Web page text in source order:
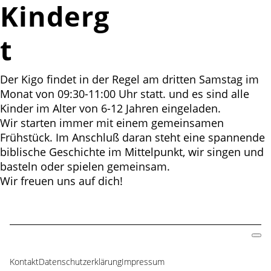
Kindergottesdiens
t
Der Kigo findet in der Regel am dritten Samstag im
Monat von 09:30-11:00 Uhr statt. und es sind alle
Kinder im Alter von 6-12 Jahren eingeladen.
Wir starten immer mit einem gemeinsamen
Frühstück. Im Anschluß daran steht eine spannende
biblische Geschichte im Mittelpunkt, wir singen und
basteln oder spielen gemeinsam.
Wir freuen uns auf dich!
Navigation
KontaktDatenschutzerklärungImpressum